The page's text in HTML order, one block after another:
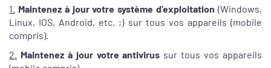
1. Maintenez à jour votre système d’exploitation (Windows,
Linux, IOS, Android, etc. ;) sur tous vos appareils (mobile
compris).
2. Maintenez à jour votre antivirus sur tous vos appareils